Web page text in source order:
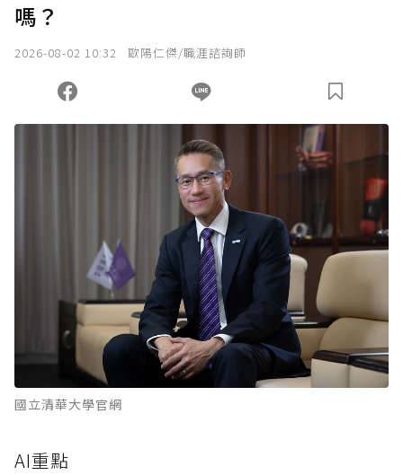
嗎？
2026-08-02 10:32 歐陽仁傑/職涯諮詢師
國立清華大學官網
AI重點